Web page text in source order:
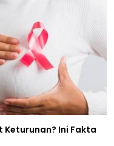
Keturunan? Ini Fakta